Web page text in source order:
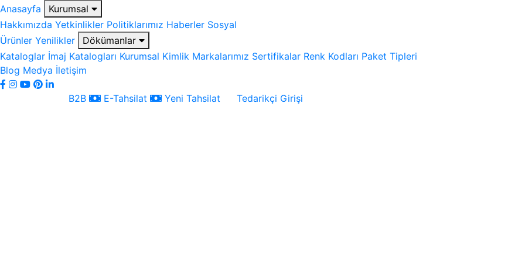
Anasayfa
Kurumsal
Hakkımızda Yetkinlikler Politiklarımız Haberler Sosyal
Ürünler Yenilikler
Dökümanlar
Kataloglar İmaj Katalogları Kurumsal Kimlik Markalarımız Sertifikalar Renk Kodları Paket Tipleri
Blog Medya İletişim
B2B E-Tahsilat Yeni Tahsilat Tedarikçi Girişi